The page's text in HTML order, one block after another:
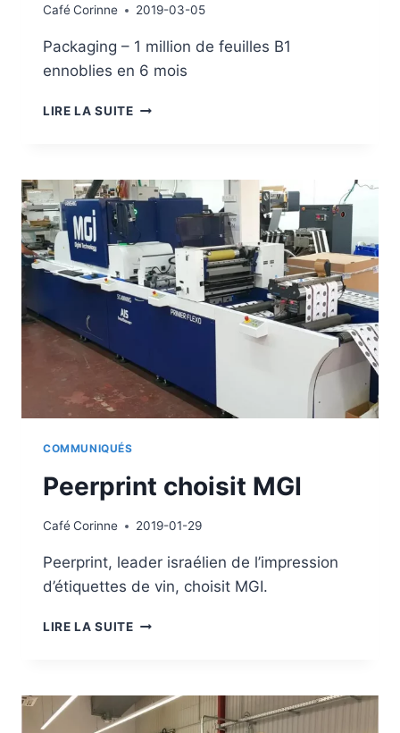
CaféCorinne 2019-03-05
Packaging – 1 million de feuilles B1
ennoblies en 6 mois
LIRE LA SUITEHERET
DE
LA
JETVARNISH
EVO
COMMUNIQUÉS
Peerprint choisit MGI
CaféCorinne 2019-01-29
Peerprint, leader israélien de l’impression
d’étiquettes de vin, choisit MGI.
LIRE LA SUITEPEERPRINT